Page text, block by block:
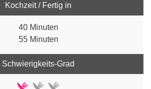
Kochzeit / Fertig in
40 Minuten
55 Minuten
Schwierigkeits-Grad